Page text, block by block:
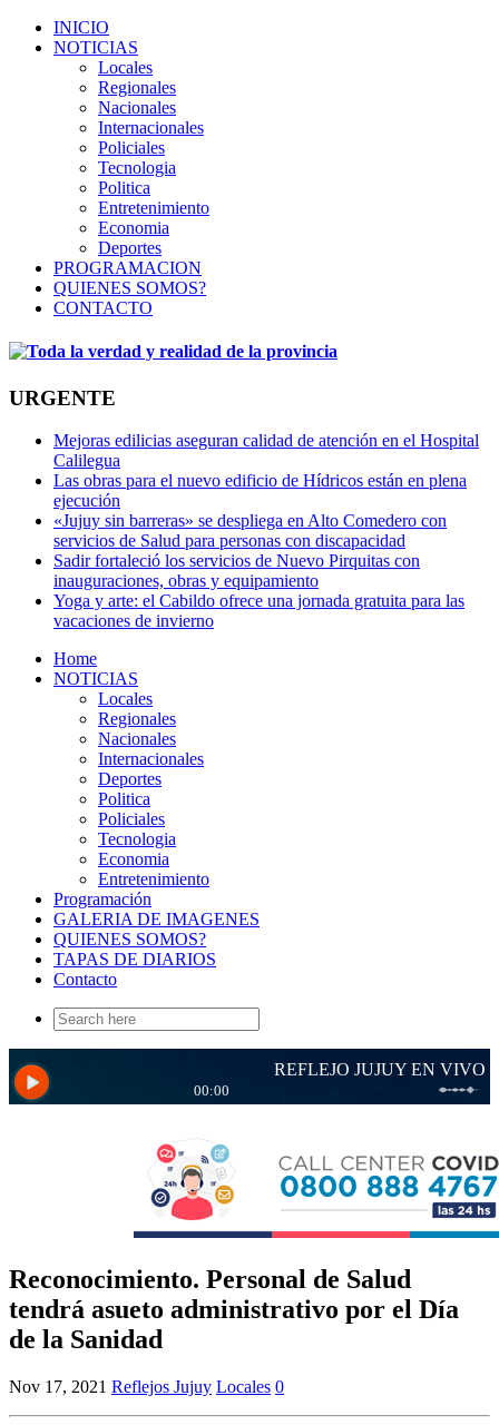
INICIO
NOTICIAS
Locales
Regionales
Nacionales
Internacionales
Policiales
Tecnologia
Politica
Entretenimiento
Economia
Deportes
PROGRAMACION
QUIENES SOMOS?
CONTACTO
URGENTE
Mejoras edilicias aseguran calidad de atención en el Hospital
Calilegua
Las obras para el nuevo edificio de Hídricos están en plena
ejecución
«Jujuy sin barreras» se despliega en Alto Comedero con
servicios de Salud para personas con discapacidad
Sadir fortaleció los servicios de Nuevo Pirquitas con
inauguraciones, obras y equipamiento
Yoga y arte: el Cabildo ofrece una jornada gratuita para las
vacaciones de invierno
Home
NOTICIAS
Locales
Regionales
Nacionales
Internacionales
Deportes
Politica
Policiales
Tecnologia
Economia
Entretenimiento
Programación
GALERIA DE IMAGENES
QUIENES SOMOS?
TAPAS DE DIARIOS
Contacto
Search
for:
Reconocimiento. Personal de Salud
tendrá asueto administrativo por el Día
de la Sanidad
Nov 17, 2021 Reflejos Jujuy Locales 0